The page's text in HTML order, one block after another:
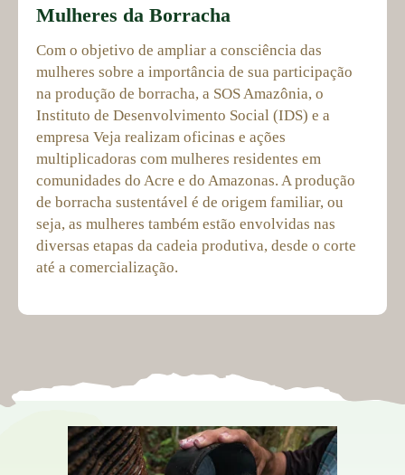
Mulheres da Borracha
Com o objetivo de ampliar a consciência das
mulheres sobre a importância de sua participação
na produção de borracha, a SOS Amazônia, o
Instituto de Desenvolvimento Social (IDS) e a
empresa Veja realizam oficinas e ações
multiplicadoras com mulheres residentes em
comunidades do Acre e do Amazonas. A produção
de borracha sustentável é de origem familiar, ou
seja, as mulheres também estão envolvidas nas
diversas etapas da cadeia produtiva, desde o corte
até a comercialização.